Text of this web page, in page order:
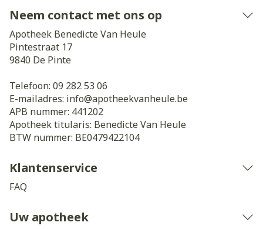
Neem contact met ons op
Apotheek Benedicte Van Heule
Pintestraat 17
9840 De Pinte
Telefoon: 09 282 53 06
E-mailadres: info@apotheekvanheule.be
APB nummer: 441202
Apotheek titularis: Benedicte Van Heule
BTW nummer: BE0479422104
Klantenservice
FAQ
Uw apotheek